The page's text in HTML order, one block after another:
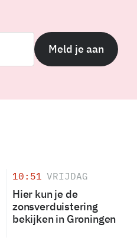
Meld je aan
10:51 VRIJDAG
Hier kun je de
zonsverduistering
bekijken in Groningen